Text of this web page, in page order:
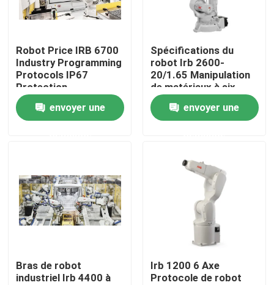
Vidéos
Le spectacle VR
À propos de nous
Visite de l'usine
Nous contacter
Les affaires
Robot Price IRB 6700
Industry Programming
Protocols IP67
Protection
envoyer une
Spécifications du
robot Irb 2600-
20/1.65 Manipulation
de matériaux à six
axes
envoyer une
Bras de robot
industriel Irb 4400 à
Irb 1200 6 Axe
Protocole de robot